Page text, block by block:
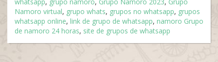
Namoro virtual, grupo whats, grupos no whatsapp, grupos
whatsapp online, link de grupo de whatsapp, namoro Grupo
de namoro 24 horas, site de grupos de whatsapp